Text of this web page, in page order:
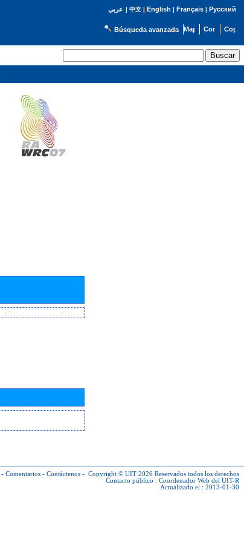
عربي | 中文| English | Français| Русский
Búsqueda avanzada
- Comentarios - Contáctenos - Copyright © UIT 2026 Reservados todos los derechos
Contacto público : Coordenador Web del UIT-R
Actualizado el : 2013-01-30